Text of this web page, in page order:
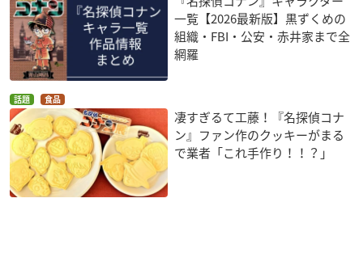
一覧【2026最新版】黒ずくめの
組織・FBI・公安・赤井家まで全
網羅
話題 食品
凄すぎるて工藤！『名探偵コナ
ン』ファン作のクッキーがまる
で業者「これ手作り！！？」